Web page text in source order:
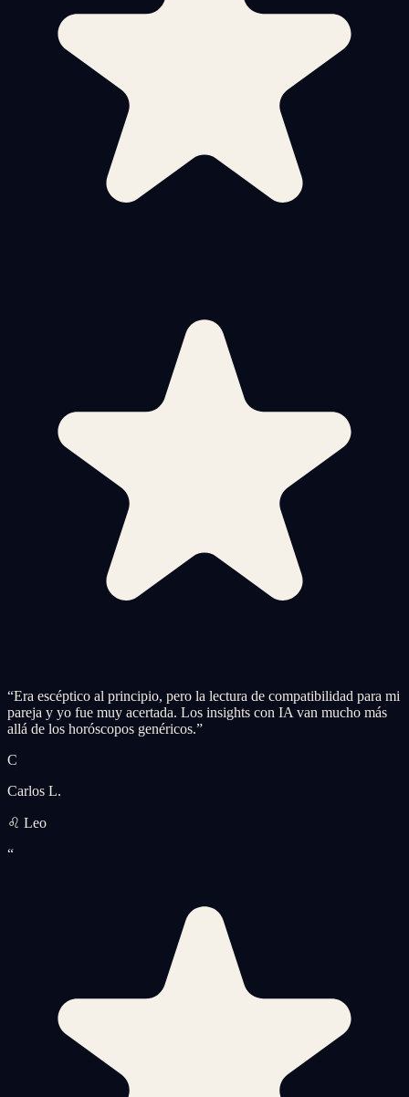
“Era escéptico al principio, pero la lectura de compatibilidad para mi
pareja y yo fue muy acertada. Los insights con IA van mucho más
allá de los horóscopos genéricos.”
C
Carlos L.
♌ Leo
“